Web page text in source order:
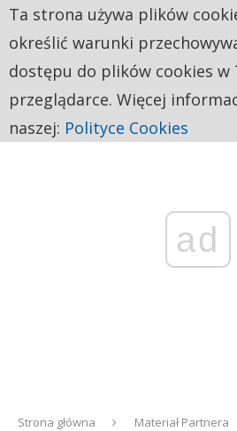
ad
Strona główna Materiał Partnera
Ta strona używa plików
określić warunki
dostępu do plików cookies w
przeglądarce. Więcej
naszej: Polityce Cookies